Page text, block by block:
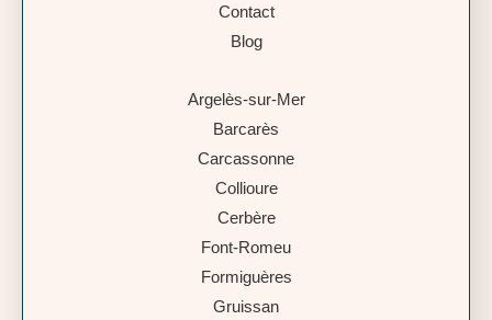
Contact
Blog
Argelès-sur-Mer
Barcarès
Carcassonne
Collioure
Cerbère
Font-Romeu
Formiguères
Gruissan